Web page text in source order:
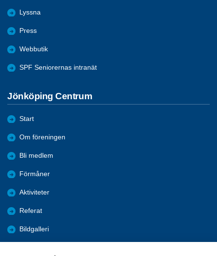
Lyssna
Press
Webbutik
SPF Seniorernas intranät
Jönköping Centrum
Start
Om föreningen
Bli medlem
Förmåner
Aktiviteter
Referat
Bildgalleri